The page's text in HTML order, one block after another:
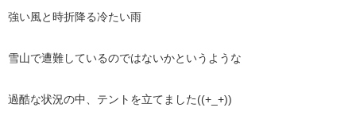
強い風と時折降る冷たい雨
雪山で遭難しているのではないかというような
過酷な状況の中、テントを立てました((+_+))